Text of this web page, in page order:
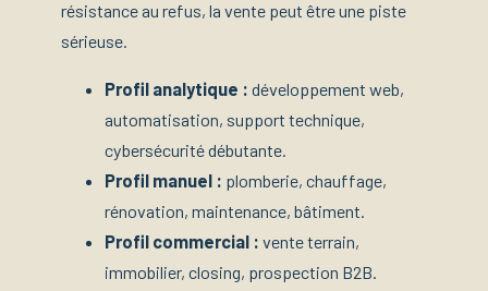
résistance au refus, la vente peut être une piste
sérieuse.
Profil analytique : développement web,
automatisation, support technique,
cybersécurité débutante.
Profil manuel : plomberie, chauffage,
rénovation, maintenance, bâtiment.
Profil commercial : vente terrain,
immobilier, closing, prospection B2B.